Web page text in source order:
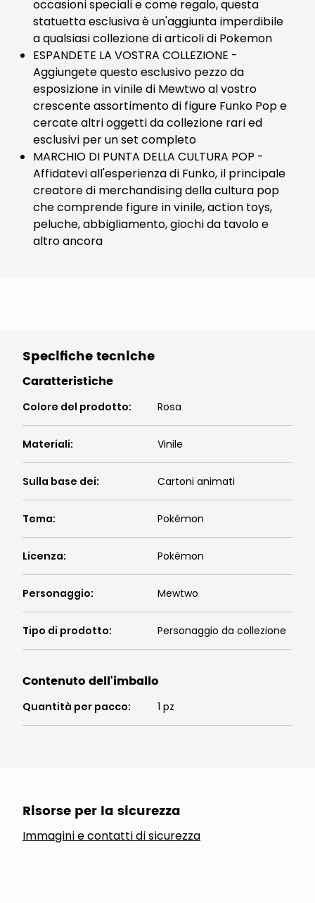
occasioni speciali e come regalo, questa
statuetta esclusiva è un'aggiunta imperdibile
a qualsiasi collezione di articoli di Pokemon
ESPANDETE LA VOSTRA COLLEZIONE -
Aggiungete questo esclusivo pezzo da
esposizione in vinile di Mewtwo al vostro
crescente assortimento di figure Funko Pop e
cercate altri oggetti da collezione rari ed
esclusivi per un set completo
MARCHIO DI PUNTA DELLA CULTURA POP -
Affidatevi all'esperienza di Funko, il principale
creatore di merchandising della cultura pop
che comprende figure in vinile, action toys,
peluche, abbigliamento, giochi da tavolo e
altro ancora
Specifiche tecniche
Caratteristiche
Colore del prodotto: Rosa
Materiali: Vinile
Sulla base dei: Cartoni animati
Tema: Pokémon
Licenza: Pokémon
Personaggio: Mewtwo
Tipo di prodotto: Personaggio da collezione
Contenuto dell'imballo
Quantità per pacco: 1 pz
Risorse per la sicurezza
Immagini e contatti di sicurezza